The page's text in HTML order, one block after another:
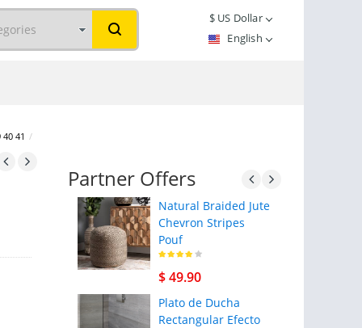
$US Dollar
English
41 /
Partner Offers
Natural Braided Jute
Chevron Stripes
Pouf
$ 49.90
Plato de Ducha
Rectangular Efecto